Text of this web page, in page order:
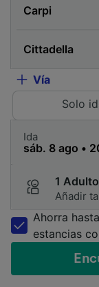
Vía
Solo
Ida
1
Añadir
Ahorra
estancias